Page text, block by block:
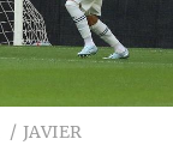
JAVIER